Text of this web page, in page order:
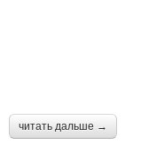
читать дальше →